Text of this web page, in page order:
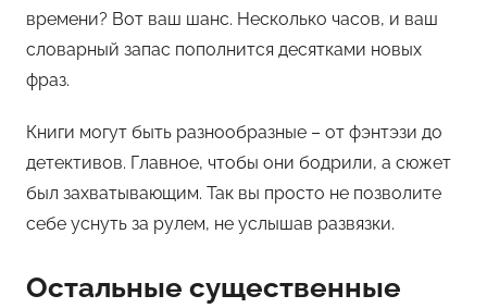
времени? Вот ваш шанс. Несколько часов, и ваш
словарный запас пополнится десятками новых
фраз.
Книги могут быть разнообразные – от фэнтэзи до
детективов. Главное, чтобы они бодрили, а сюжет
был захватывающим. Так вы просто не позволите
себе уснуть за рулем, не услышав развязки.
Остальные существенные